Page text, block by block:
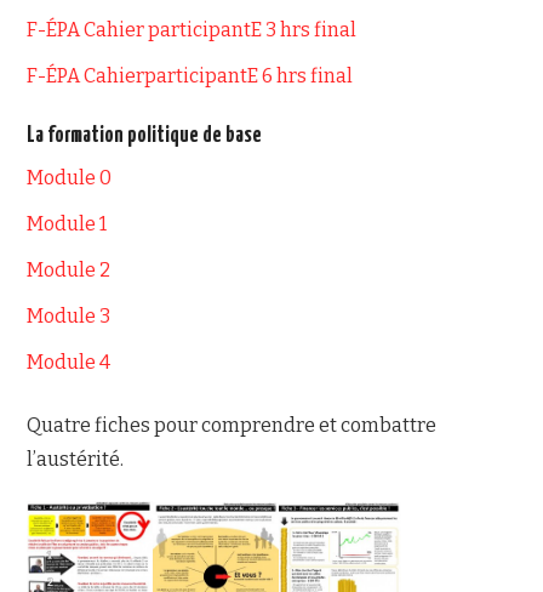
F-ÉPA Cahier participantE 3 hrs final
F-ÉPA CahierparticipantE 6 hrs final
La formation politique de base
Module 0
Module 1
Module 2
Module 3
Module 4
Quatre fiches pour comprendre et combattre
l’austérité.